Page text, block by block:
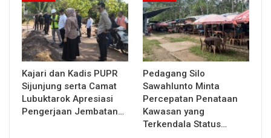
Kajari dan Kadis PUPR
Sijunjung serta Camat
Lubuktarok Apresiasi
Pengerjaan Jembatan…
Pedagang Silo
Sawahlunto Minta
Percepatan Penataan
Kawasan yang
Terkendala Status…